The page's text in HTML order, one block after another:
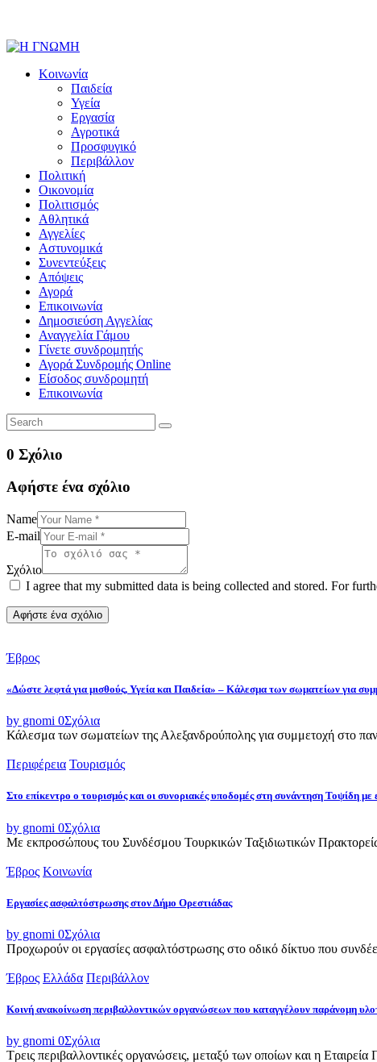
Κοινωνία
Παιδεία
Υγεία
Εργασία
Αγροτικά
Προσφυγικό
Περιβάλλον
Πολιτική
Οικονομία
Πολιτισμός
Αθλητικά
Αγγελίες
Αστυνομικά
Συνεντεύξεις
Απόψεις
Αγορά
Επικοινωνία
Δημοσιεύση Αγγελίας
Αναγγελία Γάμου
Γίνετε συνδρομητής
Αγορά Συνδρομής Online
Είσοδος συνδρομητή
Επικοινωνία
0 Σχόλιο
Αφήστε ένα σχόλιο
Name
E-mail
Σχόλιο
I agree that my submitted data is being collected and stored. For
Έβρος
«Δώστε λεφτά για μισθούς, Υγεία και Παιδεία» – Κάλεσμα των σωματείων για
by gnomi 0Σχόλια
Κάλεσμα των σωματείων της Αλεξανδρούπολης για συμμετοχή στο
Περιφέρεια Τουρισμός
Στο επίκεντρο ο τουρισμός και οι συνοριακές υποδομές στη συνάντηση
by gnomi 0Σχόλια
Με εκπροσώπους του Συνδέσμου Τουρκικών Ταξιδιωτικών
Έβρος Κοινωνία
Εργασίες ασφαλτόστρωσης στον Δήμο Ορεστιάδας
by gnomi 0Σχόλια
Προχωρούν οι εργασίες ασφαλτόστρωσης στο οδικό δίκτυο που
Έβρος Ελλάδα Περιβάλλον
Κοινή ανακοίνωση περιβαλλοντικών οργανώσεων που καταγγέλουν παράνομη
by gnomi 0Σχόλια
Τρεις περιβαλλοντικές οργανώσεις, μεταξύ των οποίων και η